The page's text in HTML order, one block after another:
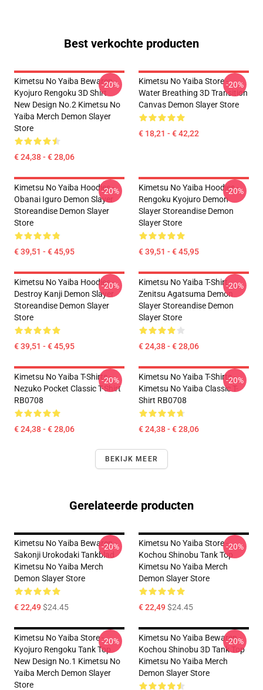
Best verkochte producten
Kimetsu No Yaiba Bewaren -
Kyojuro Rengoku 3D Shirt
New Design No.2 Kimetsu No
Yaiba Merch Demon Slayer
Store
€ 24,38 - € 28,06
-20%
Kimetsu No Yaiba Store -
Water Breathing 3D Transition
Canvas Demon Slayer Store
€ 18,21 - € 42,22
-20%
Kimetsu No Yaiba Hoodies -
Obanai Iguro Demon Slayer
Storeandise Demon Slayer
Store
€ 39,51 - € 45,95
-20%
Kimetsu No Yaiba Hoodies -
Rengoku Kyojuro Demon
Slayer Storeandise Demon
Slayer Store
€ 39,51 - € 45,95
-20%
Kimetsu No Yaiba Hoodies -
Destroy Kanji Demon Slayer
Storeandise Demon Slayer
Store
€ 39,51 - € 45,95
-20%
Kimetsu No Yaiba T-Shirt -
Zenitsu Agatsuma Demon
Slayer Storeandise Demon
Slayer Store
€ 24,38 - € 28,06
-20%
Kimetsu No Yaiba T-Shirts -
Nezuko Pocket Classic T-Shirt
RB0708
€ 24,38 - € 28,06
-20%
Kimetsu No Yaiba T-Shirts -
Kimetsu No Yaiba Classic T-
Shirt RB0708
€ 24,38 - € 28,06
-20%
BEKIJK MEER
Gerelateerde producten
Kimetsu No Yaiba Bewaren -
Sakonji Urokodaki Tankblad
Kimetsu No Yaiba Merch
Demon Slayer Store
€ 22,49$24.45
-20%
Kimetsu No Yaiba Store -
Kochou Shinobu Tank Top
Kimetsu No Yaiba Merch
Demon Slayer Store
€ 22,49$24.45
-20%
Kimetsu No Yaiba Store -
Kyojuro Rengoku Tank Top
New Design No.1 Kimetsu No
Yaiba Merch Demon Slayer
Store
-20%
Kimetsu No Yaiba Bewaren -
Kochou Shinobu 3D Tank Top
Kimetsu No Yaiba Merch
Demon Slayer Store
-20%